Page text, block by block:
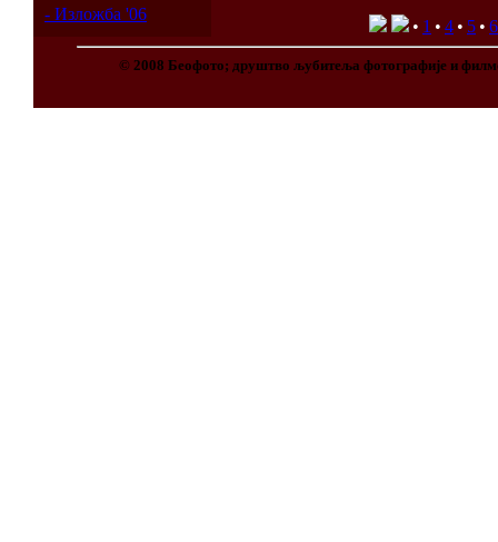
- Изложба '06
• 1 • 4 • 5 • 6
© 2008 Беофото; друштво љубитеља фотографије и